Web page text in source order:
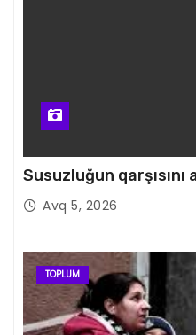
Susuzluğun
Avq 5, 2026
TOPLUM